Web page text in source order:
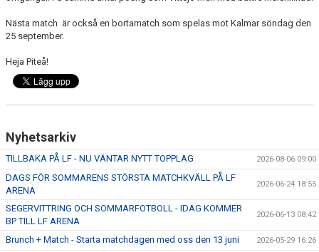
Nästa match är också en bortamatch som spelas mot Kalmar söndag den
25 september.
Heja Piteå!
Nyhetsarkiv
TILLBAKA PÅ LF - NU VÄNTAR NYTT TOPPLAG 2026-08-06 09:00
DAGS FÖR SOMMARENS STÖRSTA MATCHKVÄLL PÅ LF
ARENA
2026-06-24 18:55
SEGERVITTRING OCH SOMMARFOTBOLL - IDAG KOMMER
BP TILL LF ARENA
2026-06-13 08:42
Brunch + Match - Starta matchdagen med oss den 13 juni 2026-05-29 16:26